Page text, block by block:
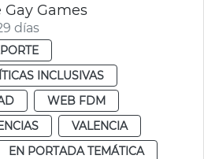
Games
días
INCLUSIVAS
WEB FDM
VALENCIA
EN PORTADA TEMÁTICA